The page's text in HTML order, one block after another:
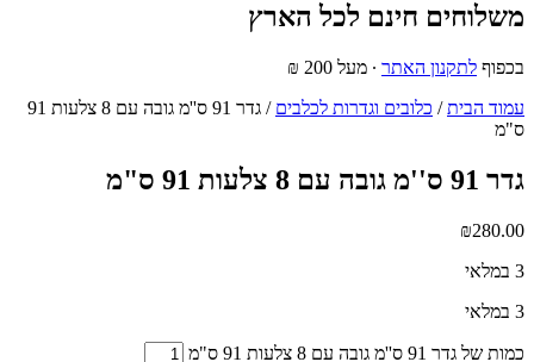
משלוחים חינם לכל הארץ
בכפוף לתקנון האתר ∙ מעל 200 ₪
עמוד הבית/ כלובים וגדרות לכלבים
/ גדר 91 ס''מ גובה עם 8 צלעות 91
ס"מ
גדר 91 ס''מ גובה עם 8 צלעות 91 ס"מ
₪280.00
3 במלאי
3 במלאי
כמות של גדר 91 ס''מ גובה עם 8 צלעות 91 ס"מ